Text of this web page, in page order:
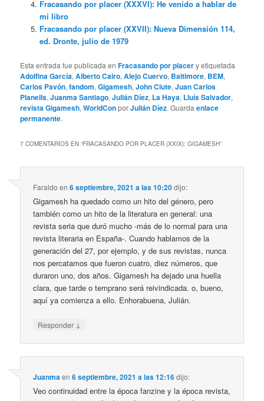
Fracasando por placer (XXXVI): He venido a hablar de
mi libro
Fracasando por placer (XXVII): Nueva Dimensión 114,
ed. Dronte, julio de 1979
Esta entrada fue publicada enFracasando por placery etiquetada
Adolfina García,Alberto Cairo,Alejo Cuervo, Baltimore, BEM,
Carlos Pavón,fandom,Gigamesh,John Clute,Juan Carlos
Planells,Juanma Santiago,Julián Díez, La Haya, Lluís Salvador,
revista Gigamesh,WorldConporJulián Díez. Guardaenlace
permanente.
7 COMENTARIOS EN “FRACASANDO POR PLACER (XXIX): GIGAMESH”
Faraldo en6 septiembre, 2021 a las 10:20dijo:
Gigamesh ha quedado como un hito del género, pero
también como un hito de la literatura en general: una
revista seria que duró mucho -más de lo normal para una
revista literaria en España-. Cuando hablamos de la
generación del 27, por ejemplo, y de sus revistas, nunca
nos percatamos que fueron cuatro, diez números, que
duraron uno, dos años. Gigamesh ha dejado una huella
clara, que tarde o temprano será reivindicada. o, bueno,
aquí ya comienza a ello. Enhorabuena, Julián.
Responder ↓
Juanmaen6 septiembre, 2021 a las 12:16dijo:
Veo continuidad entre la época fanzine y la época revista,